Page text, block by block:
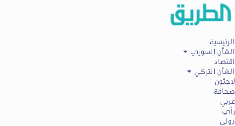
الرئيسية
الشأن السوري
اقتصاد
الشأن التركي
لاجئون
صحافة
عربي
رأي
دولي